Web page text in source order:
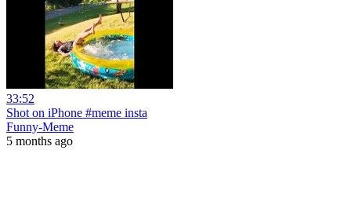
33:52
Shot on iPhone #meme insta
Funny-Meme
5 months ago